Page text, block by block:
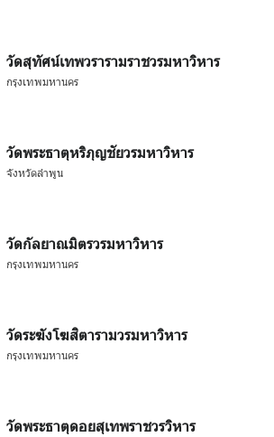
วัดสุทัศน์เทพวรารามราชวรมหาวิหาร
กรุงเทพมหานคร
วัดพระธาตุหริภุญชัยวรมหาวิหาร
จังหวัดลำพูน
วัดกัลยาณมิตรวรมหาวิหาร
กรุงเทพมหานคร
วัดระฆังโฆสิตารามวรมหาวิหาร
กรุงเทพมหานคร
วัดพระธาตุดอยสุเทพราชวรวิหาร